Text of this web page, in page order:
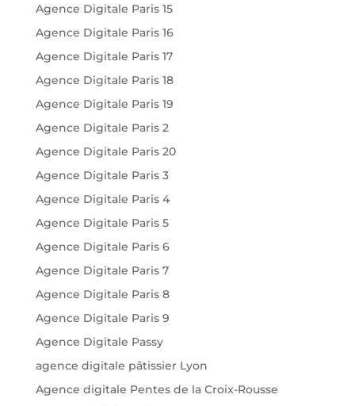
Agence Digitale Paris 15
Agence Digitale Paris 16
Agence Digitale Paris 17
Agence Digitale Paris 18
Agence Digitale Paris 19
Agence Digitale Paris 2
Agence Digitale Paris 20
Agence Digitale Paris 3
Agence Digitale Paris 4
Agence Digitale Paris 5
Agence Digitale Paris 6
Agence Digitale Paris 7
Agence Digitale Paris 8
Agence Digitale Paris 9
Agence Digitale Passy
agence digitale pâtissier Lyon
Agence digitale Pentes de la Croix-Rousse